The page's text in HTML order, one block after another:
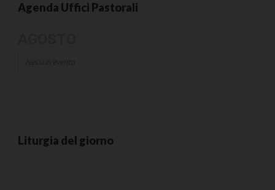
Agenda Uffici Pastorali
Liturgia del giorno